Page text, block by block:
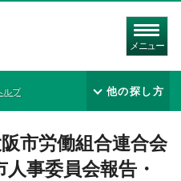
メニュー
ルプ 他の探し方
市労働組合連合会
事委員会報告・